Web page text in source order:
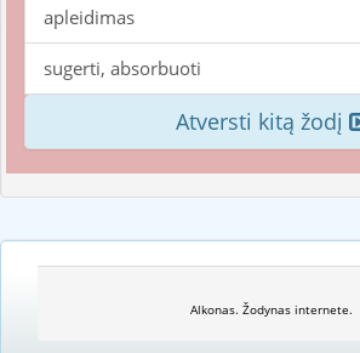
apleidimas
sugerti, absorbuoti
Atversti kitą žodį
Alkonas. Žodynas internete.